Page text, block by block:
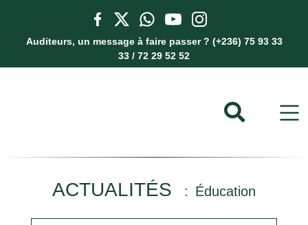
Auditeurs, un message à faire passer ? (+236) 75 93 33
33 / 72 29 52 52
ACTUALITÉS Éducation